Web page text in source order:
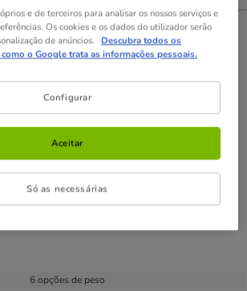
Gastrointestinal ração para cães
6 opções de peso
e de terceiros para analisar os nossos serviços e
Os cookies e os dados do utilizador serão
de anúncios. Descubra todos os
o Google trata as informações pessoais.
Configurar
Só as necessárias
Aceitar